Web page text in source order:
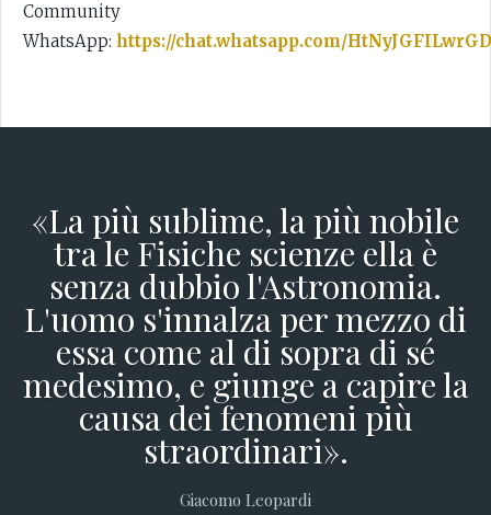
Community
WhatsApp: https://chat.whatsapp.com/
«La più sublime, la più nobile
tra le Fisiche scienze ella è
senza dubbio l'Astronomia.
L'uomo s'innalza per mezzo di
essa come al di sopra di sé
medesimo, e giunge a capire la
causa dei fenomeni più
straordinari».
Giacomo Leopardi